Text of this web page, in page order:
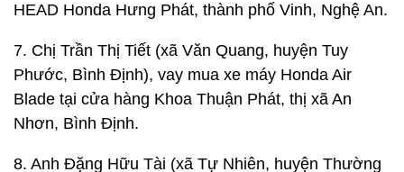
HEAD Honda Hưng Phát, thành phố Vinh, Nghệ An.
7. Chị Trần Thị Tiết (xã Văn Quang, huyện Tuy
Phước, Bình Định), vay mua xe máy Honda Air
Blade tại cửa hàng Khoa Thuận Phát, thị xã An
Nhơn, Bình Định.
8. Anh Đặng Hữu Tài (xã Tự Nhiên, huyện Thường